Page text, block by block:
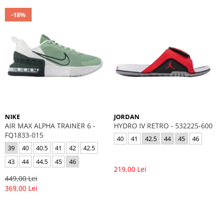
-18%
NIKE
AIR MAX ALPHA TRAINER 6 -
FQ1833-015
39 40 40.5 41 42
42.5
43
44 44.5 45 46
449,00 Lei
369,00 Lei
JORDAN
HYDRO IV RETRO - 532225-600
40 41 42.5 44 45 46
219,00 Lei